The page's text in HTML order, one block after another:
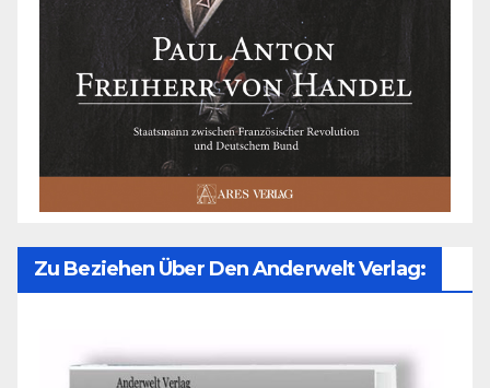
Zu Beziehen Über Den Anderwelt Verlag: